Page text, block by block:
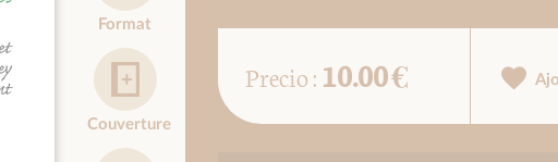
Format
Couverture
Precio : 10.00 €